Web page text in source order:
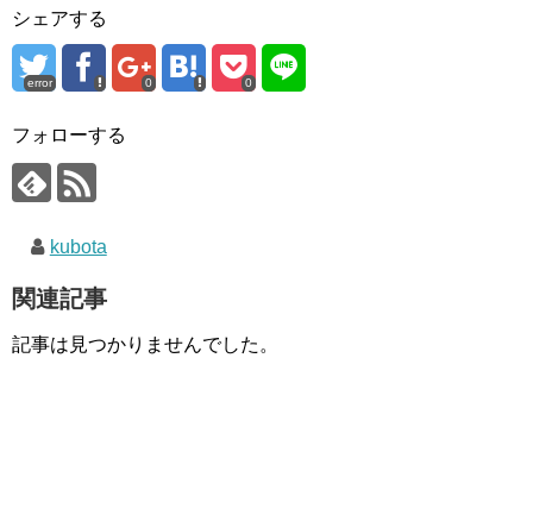
シェアする
error 0 0
フォローする
kubota
関連記事
記事は見つかりませんでした。